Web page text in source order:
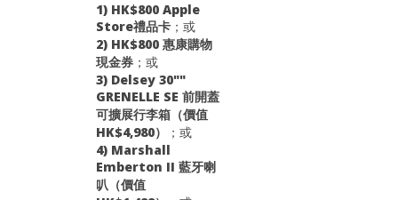
1) HK$800 Apple
Store禮品卡 ；或
2) HK$800 惠康購物
現金券 ；或
3) Delsey 30""
GRENELLE SE 前開蓋
可擴展行李箱（價值
HK$4,980）
；或
4) Marshall
Emberton II 藍牙喇
叭（價值